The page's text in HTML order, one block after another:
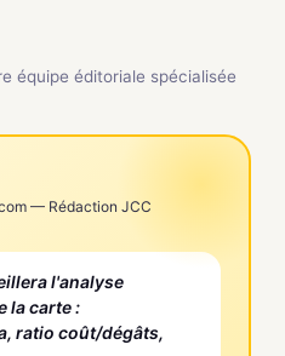
équipe éditoriale spécialisée
— Rédaction JCC
l'analyse
la carte :
ratio coût/dégâts,